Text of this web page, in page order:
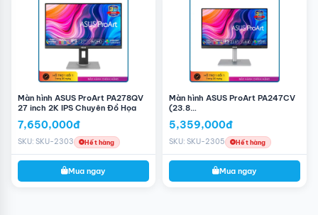
Màn hình ASUS ProArt PA278QV
27 inch 2K IPS Chuyên Đồ Họa
7,650,000đ
SKU: SKU-2303 Hết hàng
Mua ngay
Màn hình ASUS ProArt PA247CV
(23.8
TypeC)
5,359,000đ
SKU: SKU-2305 Hết hàng
Mua ngay